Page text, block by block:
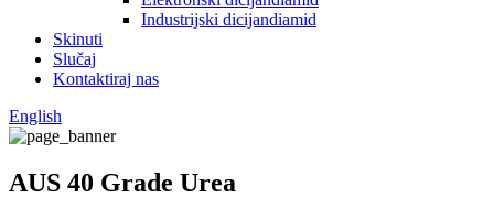
Industrijski dicijandiamid
Skinuti
Slučaj
Kontaktiraj nas
English
AUS 40 Grade Urea